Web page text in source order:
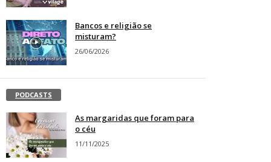
Bancos e religião se
misturam?
26/06/2026
PODCASTS
As margaridas que foram para
o céu
11/11/2025